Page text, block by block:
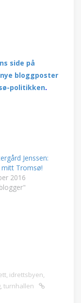
side på
bloggposter
politikken.
Jenssen:
Tromsø!
2016
, idrettsbyen,
, turnhallen